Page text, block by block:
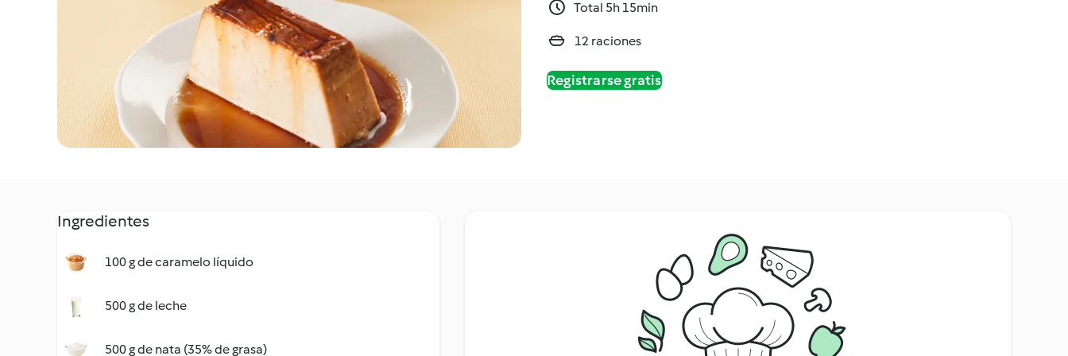
Total 5h 15min
12 raciones
Registrarse gratis
Ingredientes
100 g de caramelo líquido
500 g de leche
500 g de nata (35% de grasa)